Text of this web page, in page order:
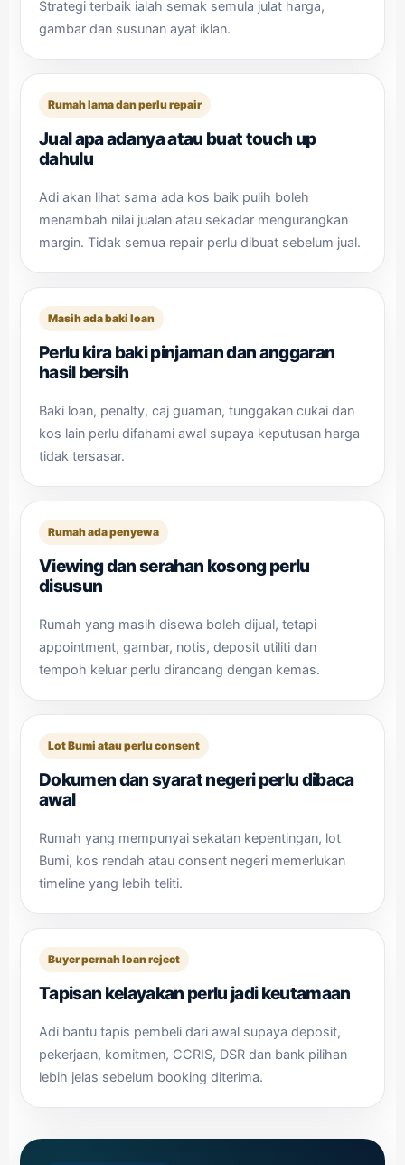
Strategi terbaik ialah semak semula julat harga,
gambar dan susunan ayat iklan.
Rumah lama dan perlu repair
Jual apa adanya atau buat touch up
dahulu
Adi akan lihat sama ada kos baik pulih boleh
menambah nilai jualan atau sekadar mengurangkan
margin. Tidak semua repair perlu dibuat sebelum jual.
Masih ada baki loan
Perlu kira baki pinjaman dan anggaran
hasil bersih
Baki loan, penalty, caj guaman, tunggakan cukai dan
kos lain perlu difahami awal supaya keputusan harga
tidak tersasar.
Rumah ada penyewa
Viewing dan serahan kosong perlu
disusun
Rumah yang masih disewa boleh dijual, tetapi
appointment, gambar, notis, deposit utiliti dan
tempoh keluar perlu dirancang dengan kemas.
Lot Bumi atau perlu consent
Dokumen dan syarat negeri perlu dibaca
awal
Rumah yang mempunyai sekatan kepentingan, lot
Bumi, kos rendah atau consent negeri memerlukan
timeline yang lebih teliti.
Buyer pernah loan reject
Tapisan kelayakan perlu jadi keutamaan
Adi bantu tapis pembeli dari awal supaya deposit,
pekerjaan, komitmen, CCRIS, DSR dan bank pilihan
lebih jelas sebelum booking diterima.